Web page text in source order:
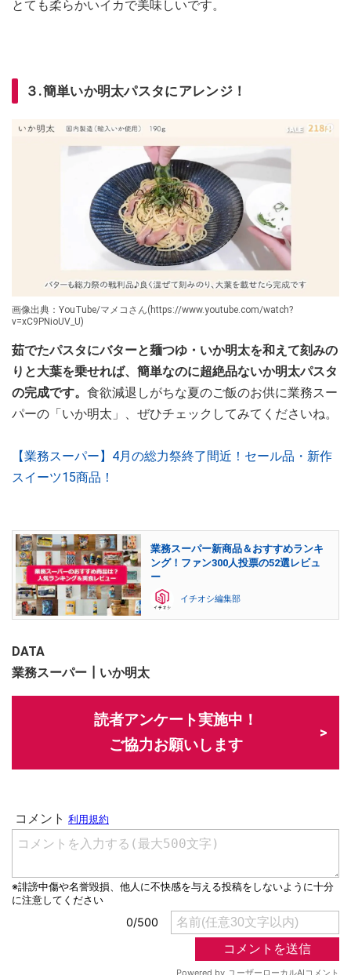
とても柔らかいイカで美味しいです。
３.簡単いか明太パスタにアレンジ！
画像出典：YouTube/マメコさん(https://www.youtube.com/watch?
v=xC9PNioUV_U)
茹でたパスタにバターと麺つゆ・いか明太を和えて刻みの
りと大葉を乗せれば、簡単なのに超絶品ないか明太パスタ
の完成です。 食欲減退しがちな夏のご飯のお供に業務スー
パーの「いか明太」、ぜひチェックしてみてくださいね。
【業務スーパー】4月の総力祭終了間近！セール品・新作
スイーツ15商品！
業務スーパー新商品＆おすすめランキ
ング！ファン300人投票の52選レビュ
ー
イチオシ編集部
DATA
業務スーパー┃いか明太
読者アンケート実施中！
ご協力お願いします